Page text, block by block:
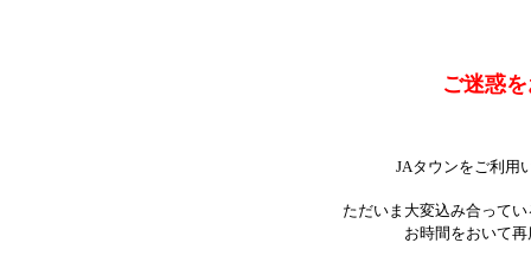
ご迷惑
JAタウンをご利用
ただいま大変込み合って
お時間をおいて